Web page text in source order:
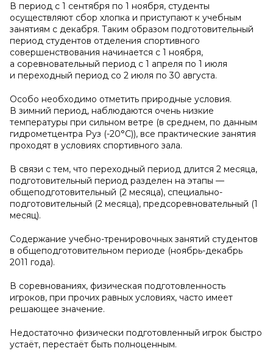
В период с 1 сентября по 1 ноября, студенты
осуществляют сбор хлопка и приступают к учебным
занятиям с декабря. Таким образом подготовительный
период студентов отделения спортивного
совершенствования начинается с 1 ноября,
а соревновательный период с 1 апреля по 1 июля
и переходный период со 2 июля по 30 августа.
Особо необходимо отметить природные условия.
В зимний период, наблюдаются очень низкие
температуры при сильном ветре (в среднем, по данным
гидрометцентра Руз (-20°С)), все практические занятия
проходят в условиях спортивного зала.
В связи с тем, что переходный период длится 2 месяца,
подготовительный период разделен на этапы —
общеподготовительный (2 месяца), специально-
подготовительный (2 месяца), предсоревновательный (1
месяц).
Содержание учебно-тренировочных занятий студентов
в общеподготовительном периоде (ноябрь-декабрь
2011 года).
В соревнованиях, физическая подготовленность
игроков, при прочих равных условиях, часто имеет
решающее значение.
Недостаточно физически подготовленный игрок быстро
устаёт, перестаёт быть полноценным.